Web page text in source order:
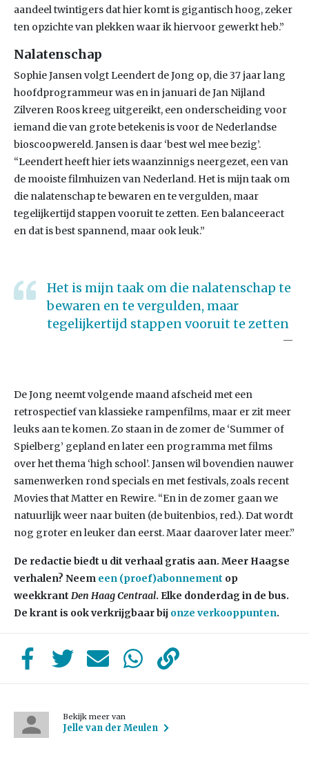
aandeel twintigers dat hier komt is gigantisch hoog, zeker
ten opzichte van plekken waar ik hiervoor gewerkt heb.”
Nalatenschap
Sophie Jansen volgt Leendert de Jong op, die 37 jaar lang
hoofdprogrammeur was en in januari de Jan Nijland
Zilveren Roos kreeg uitgereikt, een onderscheiding voor
iemand die van grote betekenis is voor de Nederlandse
bioscoopwereld. Jansen is daar ‘best wel mee bezig’.
“Leendert heeft hier iets waanzinnigs neergezet, een van
de mooiste filmhuizen van Nederland. Het is mijn taak om
die nalatenschap te bewaren en te vergulden, maar
tegelijkertijd stappen vooruit te zetten. Een balanceeract
en dat is best spannend, maar ook leuk.”
Het is mijn taak om die nalatenschap te
bewaren en te vergulden, maar
tegelijkertijd stappen vooruit te zetten
De Jong neemt volgende maand afscheid met een
retrospectief van klassieke rampenfilms, maar er zit meer
leuks aan te komen. Zo staan in de zomer de ‘Summer of
Spielberg’ gepland en later een programma met films
over het thema ‘high school’. Jansen wil bovendien nauwer
samenwerken rond specials en met festivals, zoals recent
Movies that Matter en Rewire. “En in de zomer gaan we
natuurlijk weer naar buiten (de buitenbios, red.). Dat wordt
nog groter en leuker dan eerst. Maar daarover later meer.”
De redactie biedt u dit verhaal gratis aan. Meer Haagse
verhalen? Neem een (proef)abonnement op
weekkrant Den Haag Centraal. Elke donderdag in de bus.
De krant is ook verkrijgbaar bij onze verkooppunten.
Bekijk meer van
Jelle van der Meulen